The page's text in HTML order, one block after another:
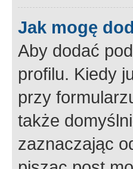
Jak mogę
Aby dodać
profilu. Kiedy
przy
także
zaznaczając